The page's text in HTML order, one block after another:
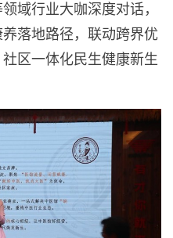
域行业大咖深度对话，
落地路径，联动跨界优
区一体化民生健康新生